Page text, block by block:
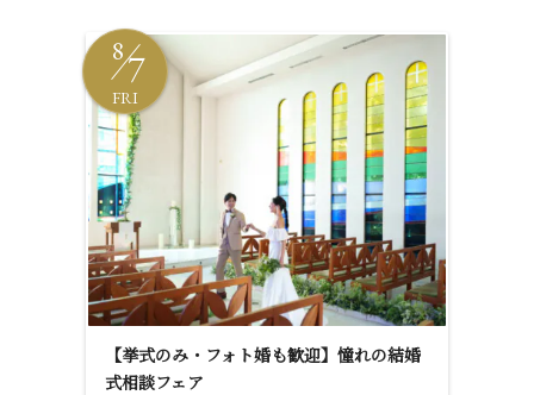
87
FRI
【挙式のみ・フォト婚も歓迎】憧れの結婚
式相談フェア